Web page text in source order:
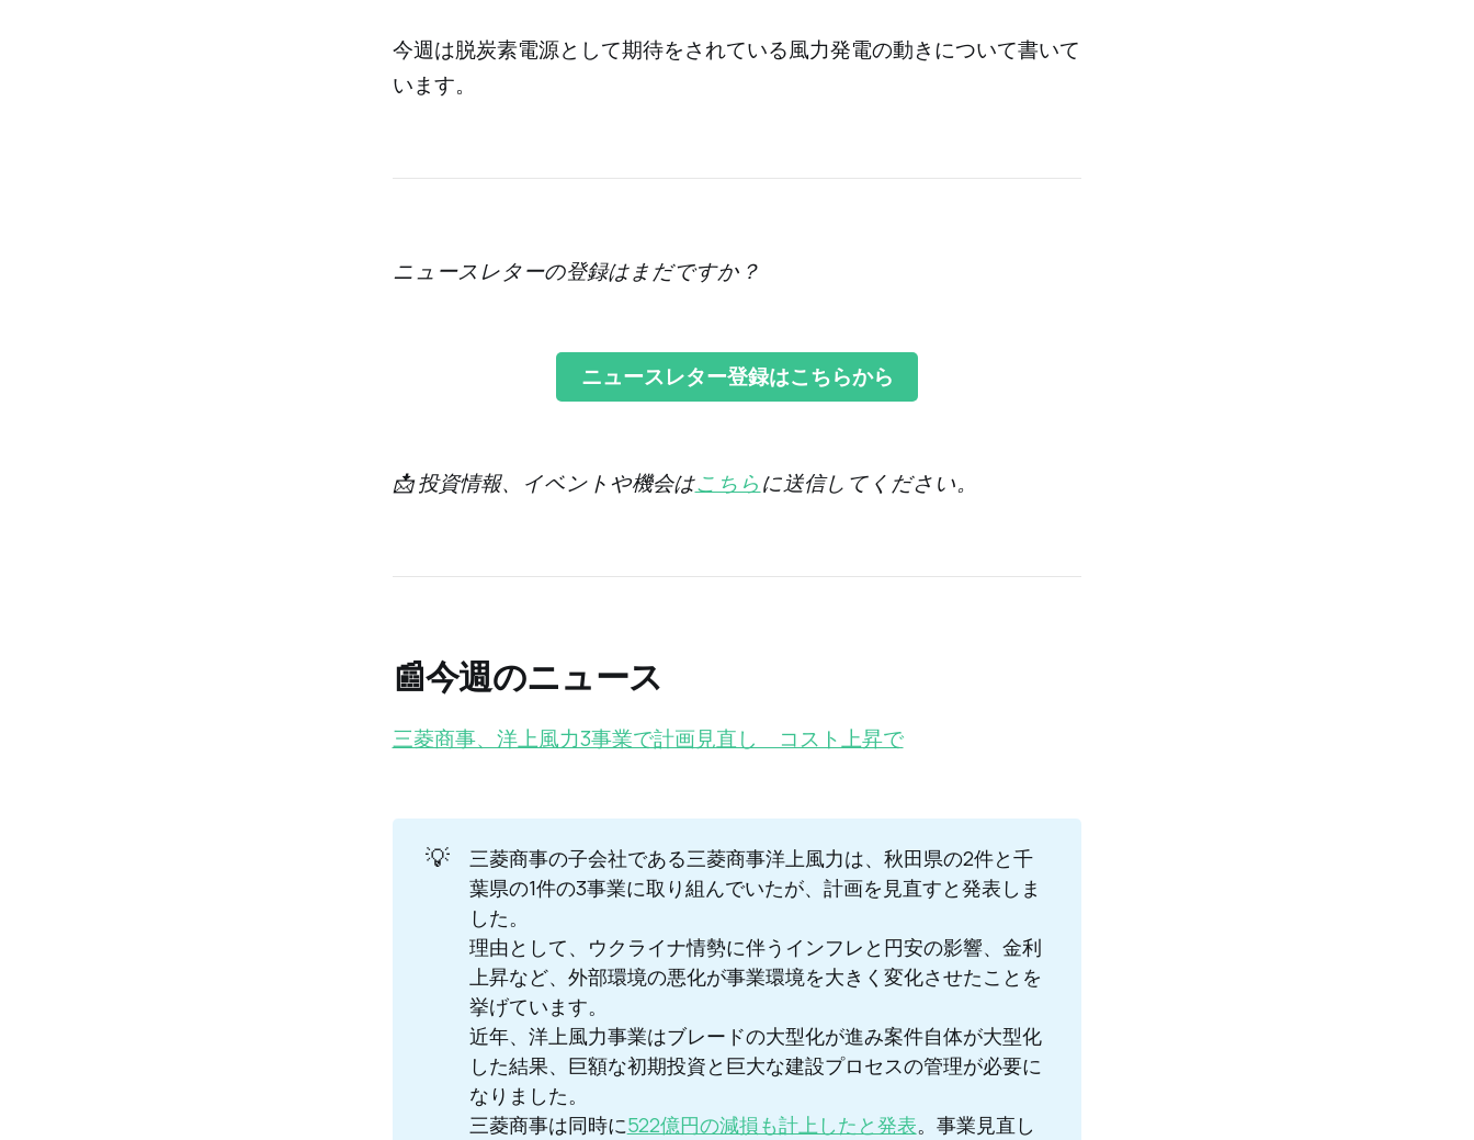
今週は脱炭素電源として期待をされている風力発電の動きについて書いて
います。
ニュースレターの登録はまだですか？
ニュースレター登録はこちらから
📩 投資情報、イベントや機会はこちらに送信してください。
📰今週のニュース
三菱商事、洋上風力3事業で計画見直し コスト上昇で
💡
三菱商事の子会社である三菱商事洋上風力は、秋田県の2件と千
葉県の1件の3事業に取り組んでいたが、計画を見直すと発表しま
した。
理由として、ウクライナ情勢に伴うインフレと円安の影響、金利
上昇など、外部環境の悪化が事業環境を大きく変化させたことを
挙げています。
近年、洋上風力事業はブレードの大型化が進み案件自体が大型化
した結果、巨額な初期投資と巨大な建設プロセスの管理が必要に
なりました。
三菱商事は同時に522億円の減損も計上したと発表。事業見直し